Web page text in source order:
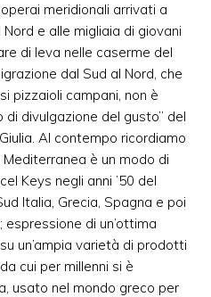
meridionali arrivati a
e alle migliaia di giovani
di leva nelle caserme del
dal Sud al Nord, che
pizzaioli campani, non è
divulgazione del gusto” del
Al contempo ricordiamo
è un modo di
Keys negli anni ’50 del
Italia, Grecia, Spagna e poi
di un’ottima
un’ampia varietà di prodotti
cui per millenni si è
usato nel mondo greco per